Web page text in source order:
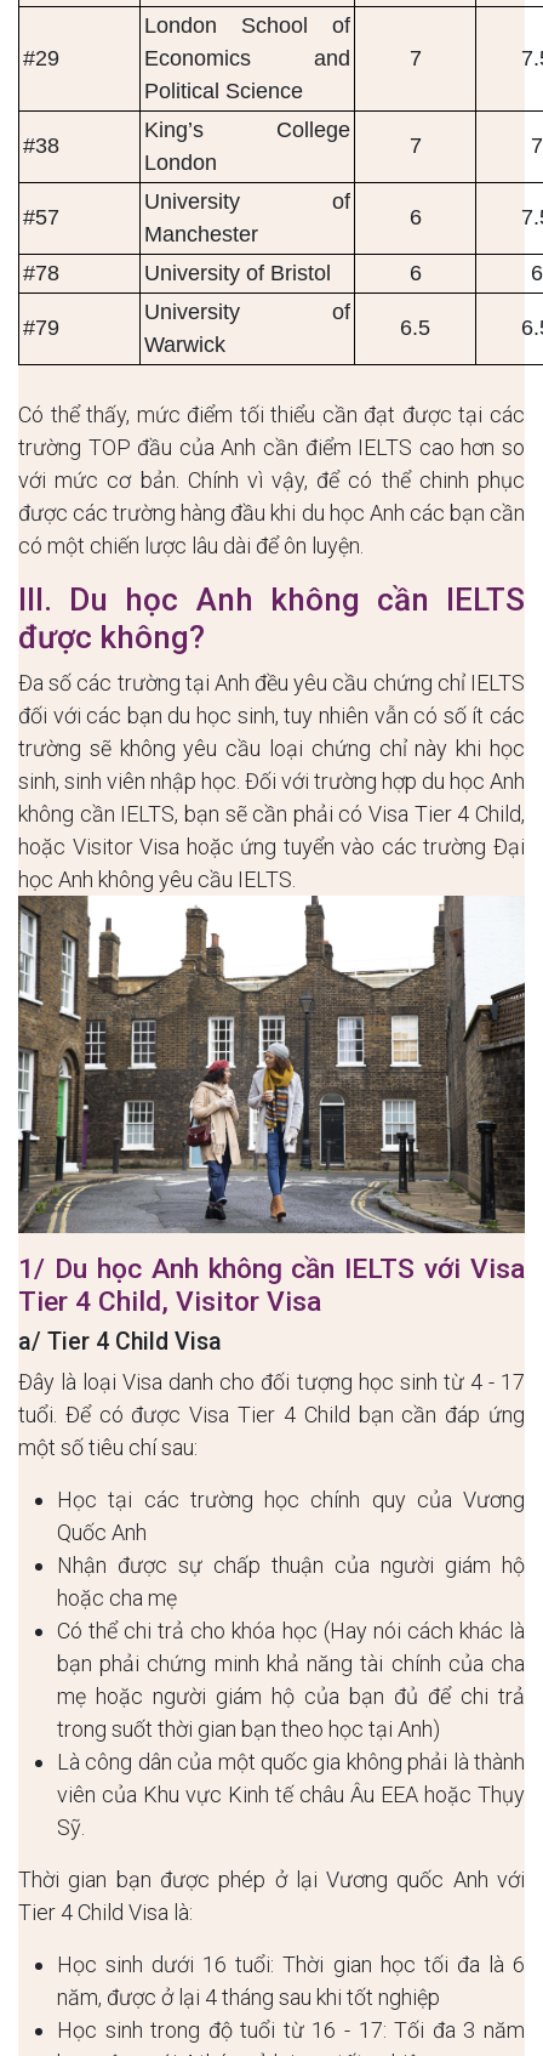
#29
London School of
Economics and
Political Science
7
#38
King’s College
London
7 7
#57
University of
Manchester
6
#78 University of Bristol 6 6
#79
University of
Warwick
6.5
Có thể thấy, mức điểm tối thiểu cần đạt được tại các
trường TOP đầu của Anh cần điểm IELTS cao hơn so
với mức cơ bản. Chính vì vậy, để có thể chinh phục
được các trường hàng đầu khi du học Anh các bạn cần
có một chiến lược lâu dài để ôn luyện.
III. Du học Anh không cần IELTS
được không?
Đa số các trường tại Anh đều yêu cầu chứng chỉ IELTS
đối với các bạn du học sinh, tuy nhiên vẫn có số ít các
trường sẽ không yêu cầu loại chứng chỉ này khi học
sinh, sinh viên nhập học. Đối với trường hợp du học Anh
không cần IELTS, bạn sẽ cần phải có Visa Tier 4 Child,
hoặc Visitor Visa hoặc ứng tuyển vào các trường Đại
học Anh không yêu cầu IELTS.
1/ Du học Anh không cần IELTS với Visa
Tier 4 Child, Visitor Visa
a/ Tier 4 Child Visa
Đây là loại Visa danh cho đối tượng học sinh từ 4 - 17
tuổi. Để có được Visa Tier 4 Child bạn cần đáp ứng
một số tiêu chí sau:
Học tại các trường học chính quy của Vương
Quốc Anh
Nhận được sự chấp thuận của người giám hộ
hoặc cha mẹ
Có thể chi trả cho khóa học (Hay nói cách khác là
bạn phải chứng minh khả năng tài chính của cha
mẹ hoặc người giám hộ của bạn đủ để chi trả
trong suốt thời gian bạn theo học tại Anh)
Là công dân của một quốc gia không phải là thành
viên của Khu vực Kinh tế châu Âu EEA hoặc Thụy
Sỹ.
Thời gian bạn được phép ở lại Vương quốc Anh với
Tier 4 Child Visa là:
Học sinh dưới 16 tuổi: Thời gian học tối đa là 6
năm, được ở lại 4 tháng sau khi tốt nghiệp
Học sinh trong độ tuổi từ 16 - 17: Tối đa 3 năm